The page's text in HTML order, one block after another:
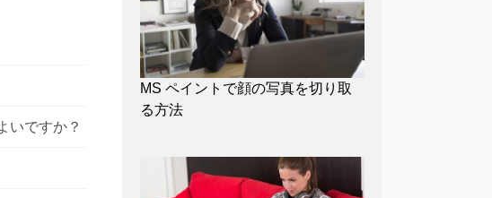
いですか？
MS ペイントで顔の写真を切り取
る方法